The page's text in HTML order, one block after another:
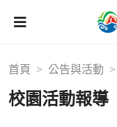
首頁 公告與活動
校園活動報導